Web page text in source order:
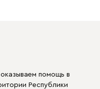
помощь в
Республики